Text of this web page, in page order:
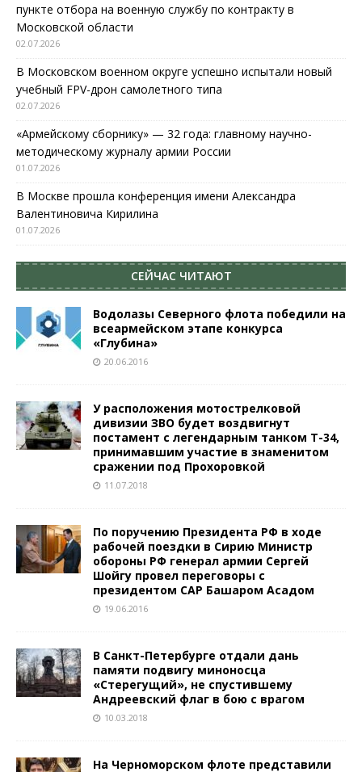
пункте отбора на военную службу по контракту в
Московской области
02.07.2026
В Московском военном округе успешно испытали новый
учебный FPV-дрон самолетного типа
02.07.2026
«Армейскому сборнику» — 32 года: главному научно-
методическому журналу армии России
01.07.2026
В Москве прошла конференция имени Александра
Валентиновича Кирилина
01.07.2026
СЕЙЧАС ЧИТАЮТ
Водолазы Северного флота победили на
всеармейском этапе конкурса
«Глубина»
20.06.2016
У расположения мотострелковой
дивизии ЗВО будет воздвигнут
постамент с легендарным танком Т-34,
принимавшим участие в знаменитом
сражении под Прохоровкой
11.07.2018
По поручению Президента РФ в ходе
рабочей поездки в Сирию Министр
обороны РФ генерал армии Сергей
Шойгу провел переговоры с
президентом САР Башаром Асадом
19.06.2016
В Санкт-Петербурге отдали дань
памяти подвигу миноносца
«Стерегущий», не спустившему
Андреевский флаг в бою с врагом
10.03.2018
На Черноморском флоте представили